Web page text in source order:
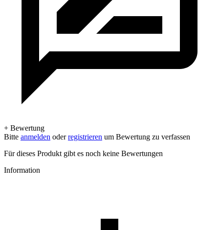
+ Bewertung
Bitte anmelden oderregistrieren um Bewertung zu verfassen
Für dieses Produkt gibt es noch keine Bewertungen
Information